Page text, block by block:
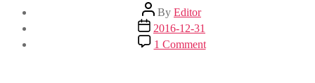
Post
author
By Editor
Post
date
2016-12-31
1 Commenton
1st